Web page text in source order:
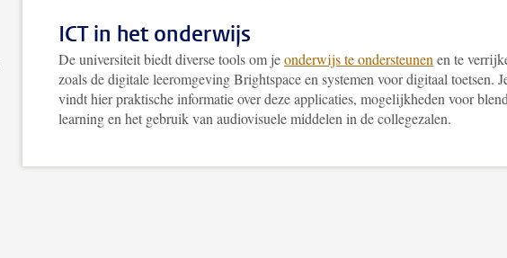
ICT in het onderwijs
De universiteit biedt diverse tools om jeonderwijs te ondersteunen en te
zoals de digitale leeromgeving Brightspace en systemen voor digitaal toetsen.
vindt hier praktische informatie over deze applicaties, mogelijkheden voor
learning en het gebruik van audiovisuele middelen in de collegezalen.